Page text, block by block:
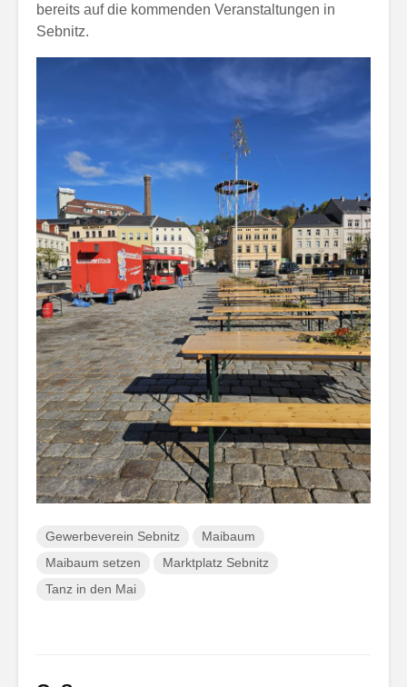
bereits auf die kommenden Veranstaltungen in
Sebnitz.
Gewerbeverein Sebnitz
Maibaum
Maibaum setzen
Marktplatz Sebnitz
Tanz in den Mai